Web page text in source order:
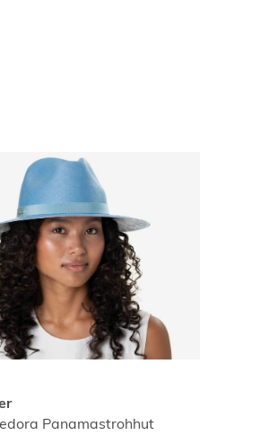
Panamastrohhut